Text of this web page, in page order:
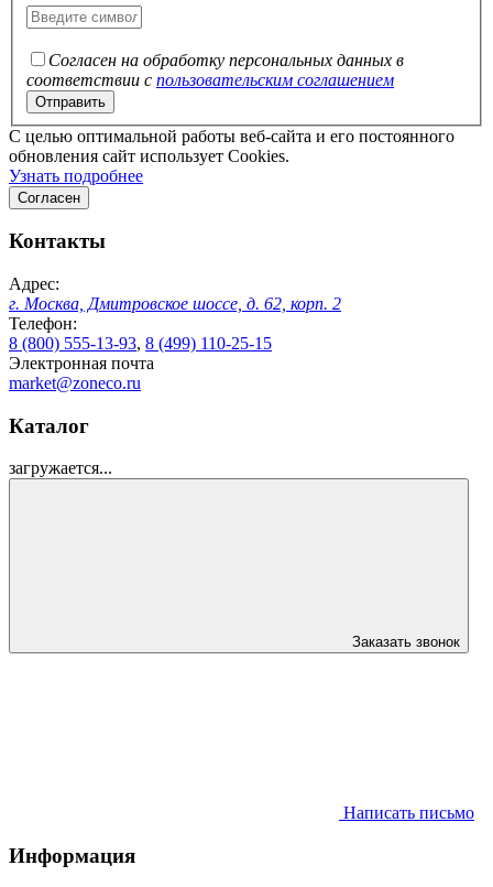
Согласен на обработку персональных данных в
соответствии с пользовательским соглашением
C целью оптимальной работы веб-сайта и его постоянного
обновления сайт использует Cookies.
Узнать подробнее
Согласен
Контакты
Адрес:
г. Москва, Дмитровское шоссе, д. 62, корп. 2
Телефон:
8 (800) 555-13-93, 8 (499) 110-25-15
Электронная почта
market@zoneco.ru
Каталог
загружается...
Заказать звонок
Написать письмо
Информация